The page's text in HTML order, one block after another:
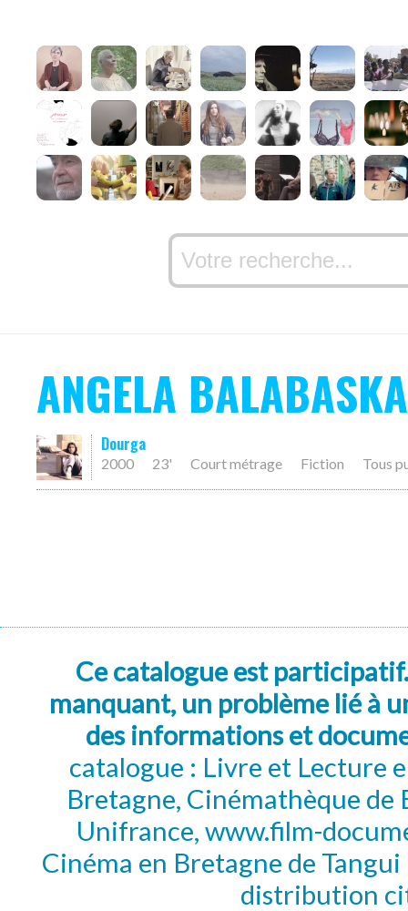
ANGELA
Dourga
2000 23' Court métrage Fiction Tous
Ce catalogue est
manquant, un problème lié à
des informations et
catalogue : Livre et Lecture
Bretagne, Cinémathèque de
Unifrance, www.film-
Cinéma en Bretagne de
distribution